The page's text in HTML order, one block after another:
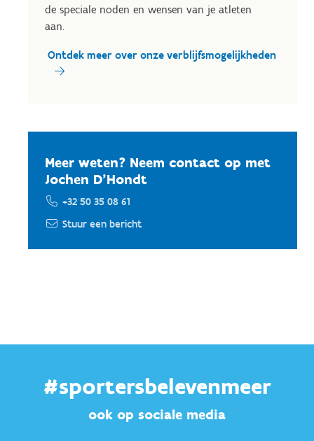
de speciale noden en wensen van je atleten
aan.
Ontdek meer over onze verblijfsmogelijkheden
Meer weten? Neem contact op met
Jochen D'Hondt
+32 50 35 08 61
Stuur een bericht
#sportersbelevenmeer
ook op sociale media